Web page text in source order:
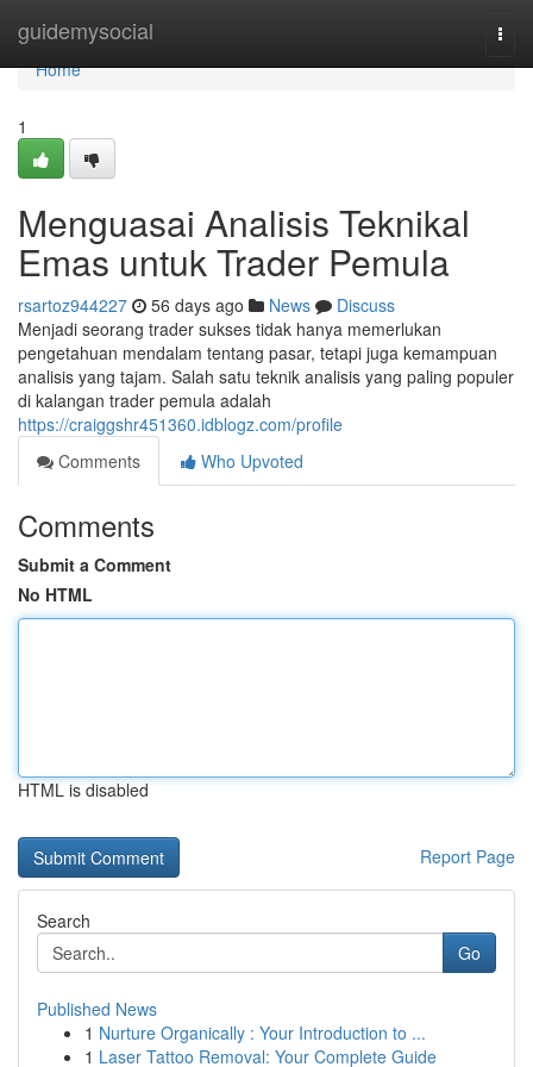
guidemysocial
Home
Home
1
Menguasai Analisis Teknikal
Emas untuk Trader Pemula
rsartoz944227 56 days ago News
Discuss
Menjadi seorang trader sukses tidak hanya memerlukan
pengetahuan mendalam tentang pasar, tetapi juga kemampuan
analisis yang tajam. Salah satu teknik analisis yang paling populer
di kalangan trader pemula adalah
https://craiggshr451360.idblogz.com/profile
Comments
Who Upvoted
Comments
Submit a Comment
No HTML
HTML is disabled
Report Page
Search
Go
Published News
1 Nurture Organically : Your Introduction to ...
1 Laser Tattoo Removal: Your Complete Guide